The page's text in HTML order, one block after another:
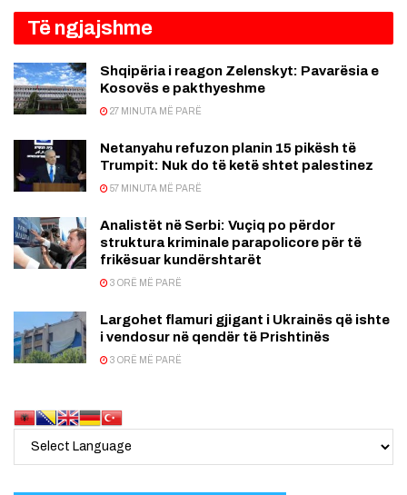
Të ngjajshme
Shqipëria i reagon Zelenskyt: Pavarësia e
Kosovës e pakthyeshme
27 MINUTA MË PARË
Netanyahu refuzon planin 15 pikësh të
Trumpit: Nuk do të ketë shtet palestinez
57 MINUTA MË PARË
Analistët në Serbi: Vuçiq po përdor
struktura kriminale parapolicore për të
frikësuar kundërshtarët
3 ORË MË PARË
Largohet flamuri gjigant i Ukrainës që ishte
i vendosur në qendër të Prishtinës
3 ORË MË PARË